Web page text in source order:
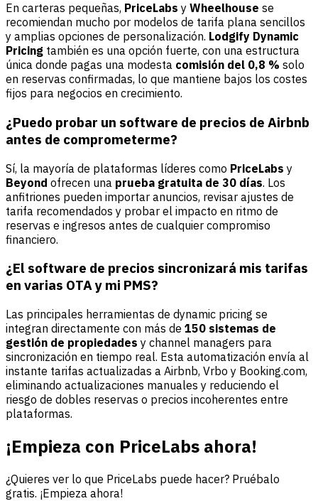
En carteras pequeñas, PriceLabs y Wheelhouse se
recomiendan mucho por modelos de tarifa plana sencillos
y amplias opciones de personalización. Lodgify Dynamic
Pricing también es una opción fuerte, con una estructura
única donde pagas una modesta comisión del 0,8 % solo
en reservas confirmadas, lo que mantiene bajos los costes
fijos para negocios en crecimiento.
¿Puedo probar un software de precios de Airbnb
antes de comprometerme?
Sí, la mayoría de plataformas líderes como PriceLabs y
Beyond ofrecen una prueba gratuita de 30 días. Los
anfitriones pueden importar anuncios, revisar ajustes de
tarifa recomendados y probar el impacto en ritmo de
reservas e ingresos antes de cualquier compromiso
financiero.
¿El software de precios sincronizará mis tarifas
en varias OTA y mi PMS?
Las principales herramientas de dynamic pricing se
integran directamente con más de 150 sistemas de
gestión de propiedades y channel managers para
sincronización en tiempo real. Esta automatización envía al
instante tarifas actualizadas a Airbnb, Vrbo y Booking.com,
eliminando actualizaciones manuales y reduciendo el
riesgo de dobles reservas o precios incoherentes entre
plataformas.
¡Empieza con PriceLabs ahora!
¿Quieres ver lo que PriceLabs puede hacer? Pruébalo
gratis. ¡Empieza ahora!